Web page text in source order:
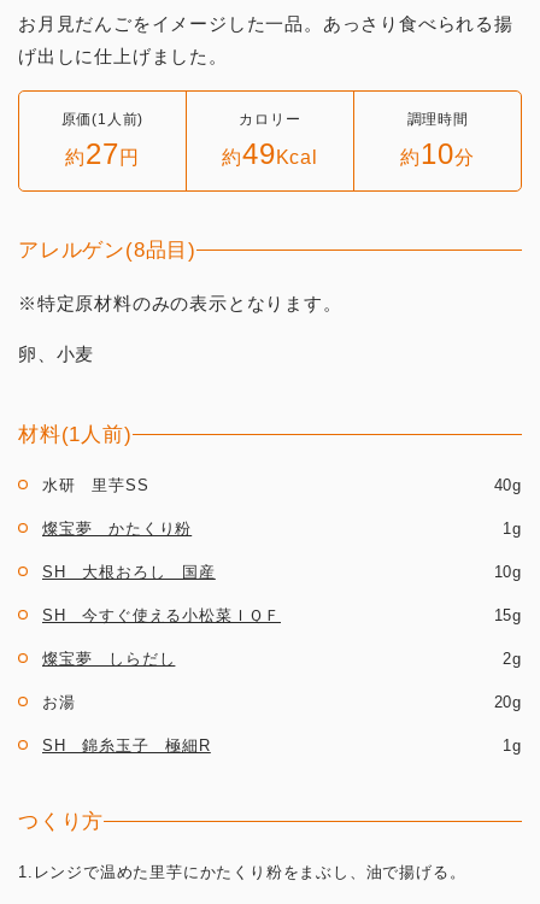
お月見だんごをイメージした一品。あっさり食べられる揚
げ出しに仕上げました。
原価(1人前)
約27円
カロリー
約49Kcal
調理時間
約10分
アレルゲン(8品目)
※特定原材料のみの表示となります。
卵、小麦
材料(1人前)
水研 里芋SS 40g
燦宝夢 かたくり粉 1g
SH 大根おろし 国産 10g
SH 今すぐ使える小松菜ＩＱＦ 15g
燦宝夢 しらだし 2g
お湯 20g
SH 錦糸玉子 極細R 1g
つくり方
1.レンジで温めた里芋にかたくり粉をまぶし、油で揚げる。